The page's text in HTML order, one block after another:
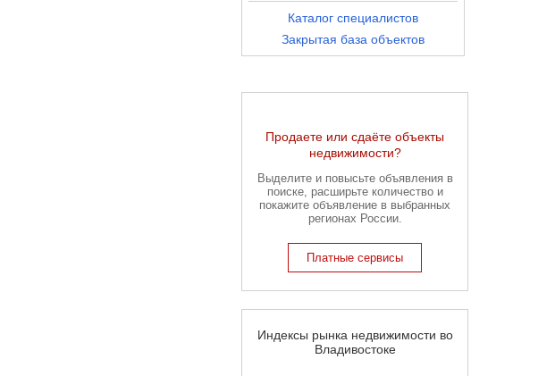
Каталог специалистов
Закрытая база объектов
Продаете или сдаёте объекты
недвижимости?
Выделите и повысьте объявления в
поиске, расширьте количество и
покажите объявление в выбранных
регионах России.
Платные сервисы
Индексы рынка недвижимости во
Владивостоке